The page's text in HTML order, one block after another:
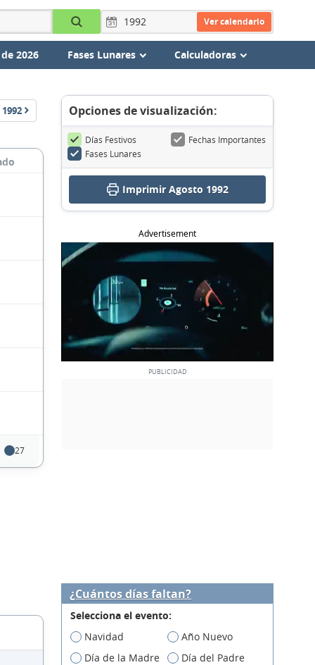
Ver calendario
2026 Fases Lunares Calculadoras
1992
27
Opciones de visualización:
Días Festivos
Fechas Importantes
Fases Lunares
Imprimir Agosto 1992
Advertisement
¿Cuántos días faltan?
Selecciona el evento:
Navidad
Año Nuevo
Día de la Madre
Día del Padre